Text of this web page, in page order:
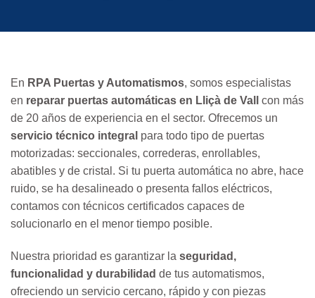
En RPA Puertas y Automatismos, somos especialistas
en reparar puertas automáticas en Lliçà de Vall
con más
de 20 años de experiencia en el sector. Ofrecemos un
servicio técnico integral para todo tipo de puertas
motorizadas: seccionales, correderas, enrollables,
abatibles y de cristal. Si tu puerta automática no abre, hace
ruido, se ha desalineado o presenta fallos eléctricos,
contamos con técnicos certificados capaces de
solucionarlo en el menor tiempo posible.
Nuestra prioridad es garantizar la seguridad,
funcionalidad y durabilidad de tus automatismos,
ofreciendo un servicio cercano, rápido y con piezas